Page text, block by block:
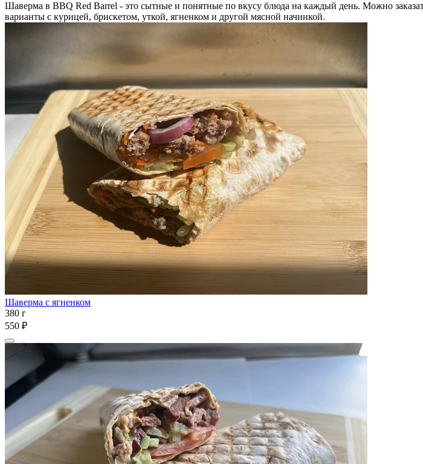
Шаверма в BBQ Red Barrel - это сытные и понятные по вкусу блюда на каждый день. Можно
варианты с курицей, брискетом, уткой, ягненком и другой мясной начинкой.
Шаверма с ягненком
380 г
550 ₽